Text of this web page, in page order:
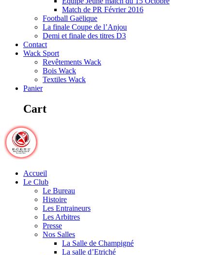
Match de PR Février 2016
Football Gaëlique
La finale Coupe de l’Anjou
Demi et finale des titres D3
Contact
Wack Sport
Revêtements Wack
Bois Wack
Textiles Wack
Panier
Cart
Accueil
Le Club
Le Bureau
Histoire
Les Entraineurs
Les Arbitres
Presse
Nos Salles
La Salle de Champigné
La salle d’Etriché